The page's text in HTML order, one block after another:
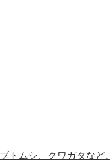
トムシ、クワガタなど、